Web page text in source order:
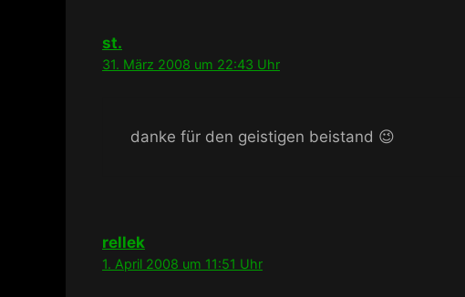
st.
31. März 2008 um 22:43 Uhr
danke für den geistigen beistand 😉
rellek
1. April 2008 um 11:51 Uhr